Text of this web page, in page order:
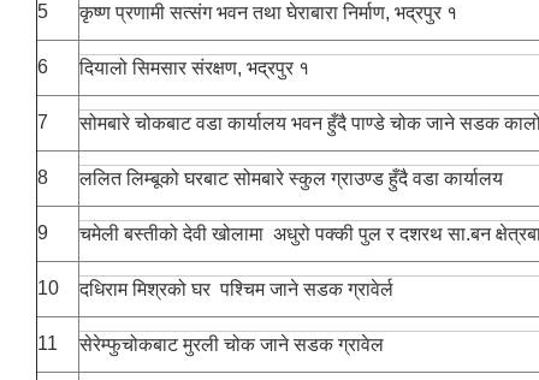
5 कृष्ण प्रणामी सत्संग भवन तथा घेराबारा निर्माण, भद्रपुर १
6 दियालो सिमसार संरक्षण, भद्रपुर १
7 सोमबारे चोकबाट वडा कार्यालय भवन हुँदै पाण्डे चोक जाने सडक
8 ललित लिम्बूको घरबाट सोमबारे स्कुल ग्राउण्ड हुँदै वडा कार्यालय
9 चमेली बस्तीको देवी खोलामा अधुरो पक्की पुल र दशरथ सा.बन
10 दधिराम मिश्रको घर पश्चिम जाने सडक ग्रावेर्ल
11 सेरेम्फुचोकबाट मुरली चोक जाने सडक ग्रावेल